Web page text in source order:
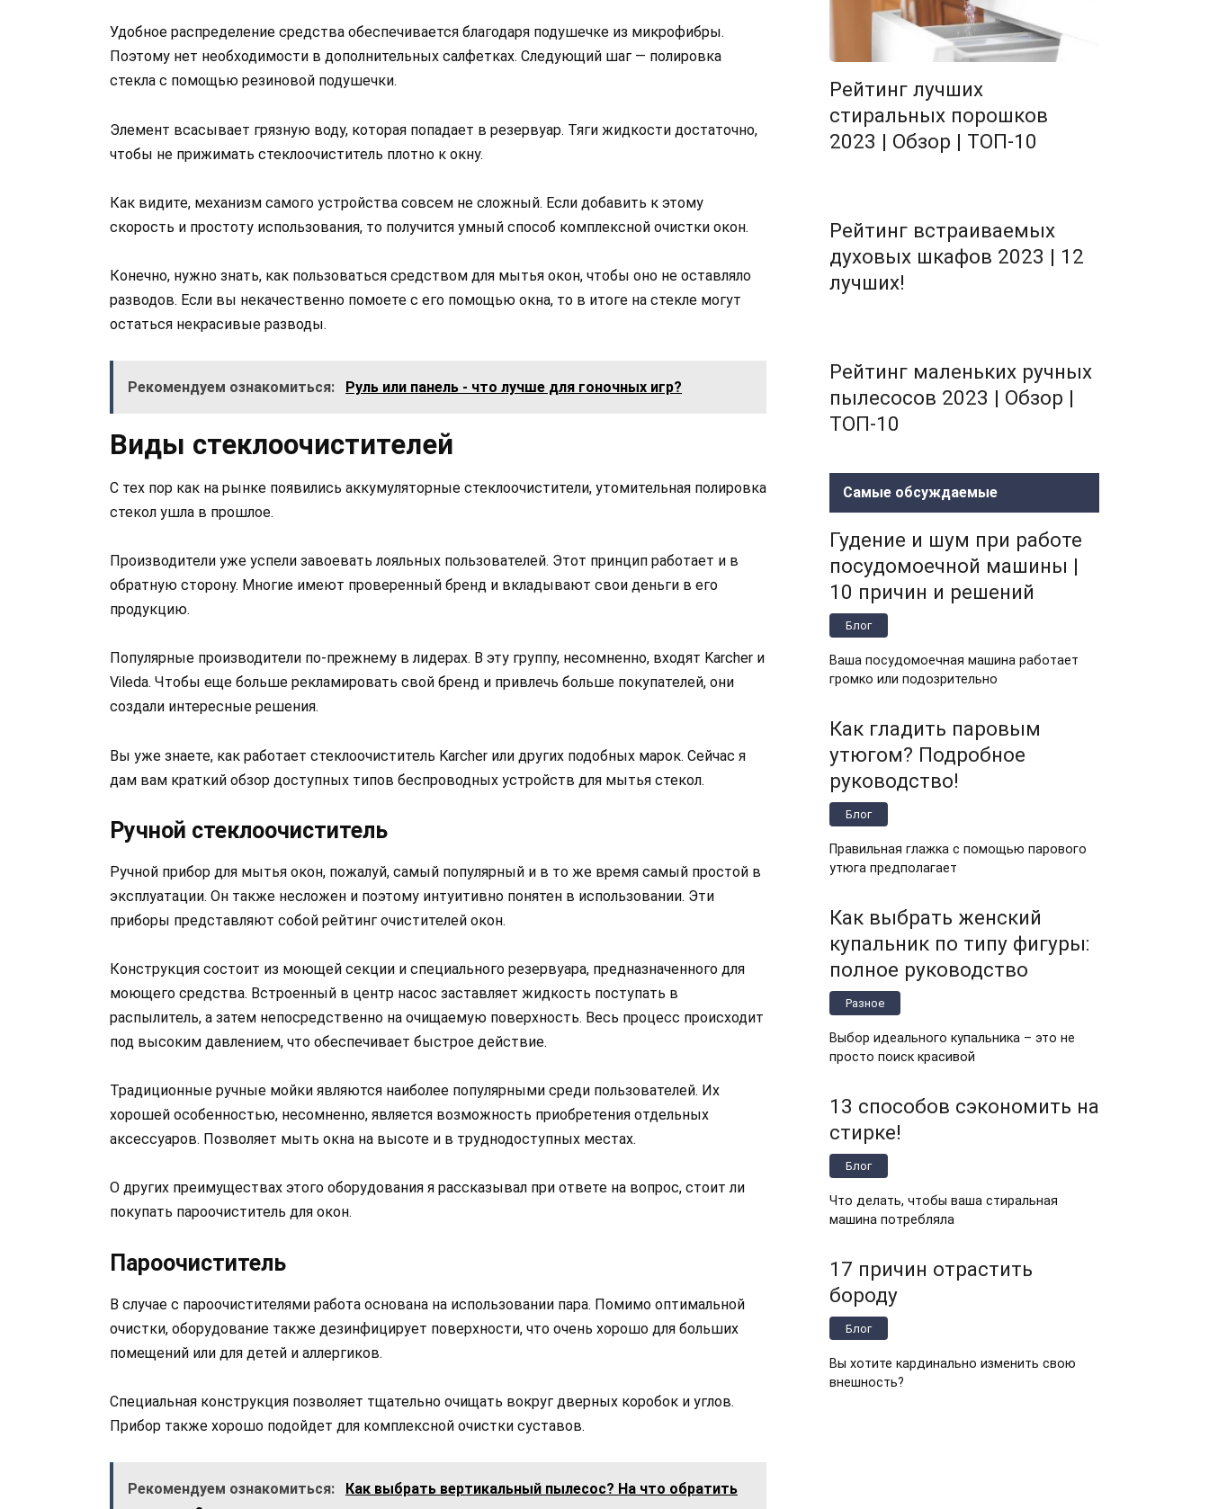
Удобное распределение средства обеспечивается благодаря подушечке из микрофибры.
Поэтому нет необходимости в дополнительных салфетках. Следующий шаг — полировка
стекла с помощью резиновой подушечки.
Элемент всасывает грязную воду, которая попадает в резервуар. Тяги жидкости достаточно,
чтобы не прижимать стеклоочиститель плотно к окну.
Как видите, механизм самого устройства совсем не сложный. Если добавить к этому
скорость и простоту использования, то получится умный способ комплексной очистки окон.
Конечно, нужно знать, как пользоваться средством для мытья окон, чтобы оно не оставляло
разводов. Если вы некачественно помоете с его помощью окна, то в итоге на стекле могут
остаться некрасивые разводы.
Рекомендуем ознакомиться: Руль или панель - что лучше для гоночных игр?
Виды стеклоочистителей
С тех пор как на рынке появились аккумуляторные стеклоочистители, утомительная полировка
стекол ушла в прошлое.
Производители уже успели завоевать лояльных пользователей. Этот принцип работает и в
обратную сторону. Многие имеют проверенный бренд и вкладывают свои деньги в его
продукцию.
Популярные производители по-прежнему в лидерах. В эту группу, несомненно, входят Karcher и
Vileda. Чтобы еще больше рекламировать свой бренд и привлечь больше покупателей, они
создали интересные решения.
Вы уже знаете, как работает стеклоочиститель Karcher или других подобных марок. Сейчас я
дам вам краткий обзор доступных типов беспроводных устройств для мытья стекол.
Ручной стеклоочиститель
Ручной прибор для мытья окон, пожалуй, самый популярный и в то же время самый простой в
эксплуатации. Он также несложен и поэтому интуитивно понятен в использовании. Эти
приборы представляют собой рейтинг очистителей окон.
Конструкция состоит из моющей секции и специального резервуара, предназначенного для
моющего средства. Встроенный в центр насос заставляет жидкость поступать в
распылитель, а затем непосредственно на очищаемую поверхность. Весь процесс происходит
под высоким давлением, что обеспечивает быстрое действие.
Традиционные ручные мойки являются наиболее популярными среди пользователей. Их
хорошей особенностью, несомненно, является возможность приобретения отдельных
аксессуаров. Позволяет мыть окна на высоте и в труднодоступных местах.
О других преимуществах этого оборудования я рассказывал при ответе на вопрос, стоит ли
покупать пароочиститель для окон.
Пароочиститель
В случае с пароочистителями работа основана на использовании пара. Помимо оптимальной
очистки, оборудование также дезинфицирует поверхности, что очень хорошо для больших
помещений или для детей и аллергиков.
Специальная конструкция позволяет тщательно очищать вокруг дверных коробок и углов.
Прибор также хорошо подойдет для комплексной очистки суставов.
Рекомендуем ознакомиться:
Как выбрать вертикальный пылесос? На что обратить
Рейтинг лучших
стиральных порошков
2023 | Обзор | ТОП-10
Рейтинг встраиваемых
духовых шкафов 2023 | 12
лучших!
Рейтинг маленьких ручных
пылесосов 2023 | Обзор |
ТОП-10
Самые обсуждаемые
Гудение и шум при работе
посудомоечной машины |
10 причин и решений
Блог
Ваша посудомоечная машина работает
громко или подозрительно
Как гладить паровым
утюгом? Подробное
руководство!
Блог
Правильная глажка с помощью парового
утюга предполагает
Как выбрать женский
купальник по типу фигуры:
полное руководство
Разное
Выбор идеального купальника – это не
просто поиск красивой
13 способов сэкономить на
стирке!
Блог
Что делать, чтобы ваша стиральная
машина потребляла
17 причин отрастить
бороду
Блог
Вы хотите кардинально изменить свою
внешность?